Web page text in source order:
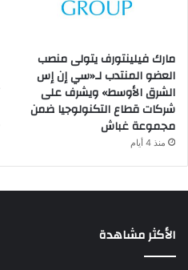
مارك فيلينتورف يتولى منصب
العضو المنتدب لـ«سي إن إس
الشرق الأوسط» ويشرف على
شركات قطاع التكنولوجيا ضمن
مجموعة غباش
منذ 4 أيام
الأكثر مشاهدة